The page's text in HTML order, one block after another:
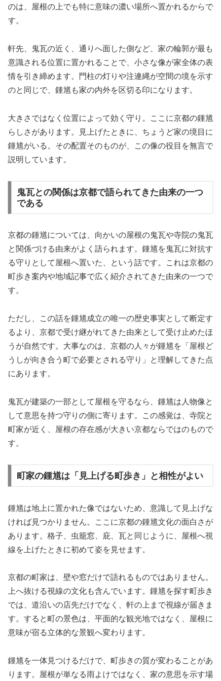
のは、屋根の上でも特に意味の濃い場所へ置かれるからで
す。
軒先、鬼瓦の近く、通りへ面した側など、家の輪郭が最も
意識される位置に置かれることで、小さな像が家全体の表
情を引き締めます。門柱の灯りや注連縄が空間の境を示す
のと同じで、鍾馗も家の内外を区切る印になります。
大きさではなく位置によって効く守り。ここに京都の鍾馗
らしさがあります。見上げたときに、ちょうど家の境目に
鍾馗がいる。その配置そのものが、この像の役目を無言で
説明しています。
鬼瓦との関係は京都で語られてきた由来の一つ
である
京都の鍾馗については、向かいの屋根の鬼瓦や寺院の鬼瓦
と関係づける由来がよく語られます。鍾馗を鬼瓦に対抗す
る守りとして屋根へ置いた、という話です。これは京都の
町歩き案内や地域記事で広く紹介されてきた由来の一つで
す。
ただし、この話を鍾馗成立の唯一の歴史事実として断定す
るより、京都で受け継がれてきた由来として受け止めたほ
うが自然です。大事なのは、京都の人々が鍾馗を「屋根ど
うしが向き合う町で必要とされる守り」と理解してきた点
にあります。
鬼瓦が建築の一部として屋根を守るなら、鍾馗は人物像と
して意思を持つ守りの側に寄ります。この感覚は、寺院と
町家が近く、屋根の存在感が大きい京都ならではのもので
す。
町家の鍾馗は「見上げる町歩き」と相性がよい
鍾馗は地上に置かれた像ではないため、意識して見上げな
ければ見つかりません。ここに京都の鍾馗文化の面白さが
あります。格子、虫籠窓、庇、瓦と同じように、屋根へ視
線を上げたときに初めて姿を見せます。
京都の町家は、壁や窓だけで語れるものではありません。
上へ抜ける視線の文化も含んでいます。鍾馗を探す町歩き
では、道沿いの店先だけでなく、軒の上まで視線が届きま
す。すると町の景色は、平面的な観光地ではなく、屋根に
意味が宿る立体的な景観へ変わります。
鍾馗を一体見つけるだけで、町歩きの質が変わることがあ
ります。屋根が単なる雨よけではなく、家の意思を示す場